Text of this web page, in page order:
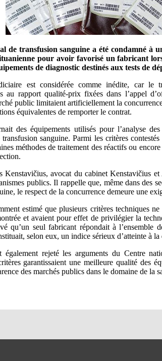
de transfusion sanguine a été condamné à
pour avoir favorisé un fabricant
de diagnostic destinés aux tests de
est considérée comme inédite, car le
au rapport qualité-prix fixées dans l’appel
public limitaient artificiellement la
équivalentes de remporter le contrat.
des équipements utilisés pour l’analyse
sanguine. Parmi les critères
méthodes de traitement des réactifs ou
avocat du cabinet Kenstavičius et
publics. Il rappelle que, même dans des
le respect de la concurrence demeure une
estimé que plusieurs critères techniques
et avaient pour effet de privilégier la
qu’un seul fabricant répondait à l’ensemble
selon eux, un indice sérieux d’atteinte à la
également rejeté les arguments du Centre
garantissaient une meilleure qualité des
des marchés publics dans le domaine de la